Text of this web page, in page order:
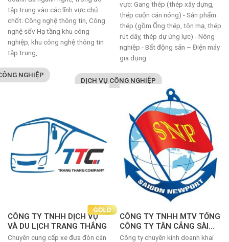
NGHIỆP
tập trung vào các lĩnh vực chủ
chốt: Công nghệ thông tin, Công
nghệ sốv Hạ tầng khu công
nghiệp, khu công nghệ thông tin
tập trung,...
DỊCH VỤ CÔNG NGHIỆP
vực: Gang thép (thép xây dựng,
thép cuộn cán nóng) - Sản phẩm
thép (gồm Ống thép, tôn mạ, thép
rút dây, thép dự ứng lực) - Nông
nghiệp - Bất động sản – Điện máy
gia dụng.
CÔNG TY TNHH DỊCH VỤ
VÀ DU LỊCH TRANG THẮNG
Chuyên cung cấp xe đưa đón cán
CÔNG TY TNHH MTV TỔNG
CÔNG TY TÂN CẢNG SÀI
GÒN
Công ty chuyên kinh doanh khai